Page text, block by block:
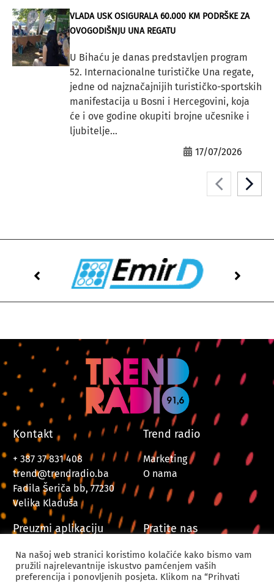
VLADA USK OSIGURALA 60.000 KM PODRŠKE ZA
OVOGODIŠNJU UNA REGATU
U Bihaću je danas predstavljen program
52. Internacionalne turističke Una regate,
jedne od najznačajnijih turističko-sportskih
manifestacija u Bosni i Hercegovini, koja
će i ove godine okupiti brojne učesnike i
ljubitelje...
17/07/2026
Kontakt
+ 387 37 831 408
trend@trendradio.ba
Fadila Šeriča bb, 77230
Velika Kladuša
Trend radio
Marketing
O nama
Preuzmi aplikaciju Pratite nas
Na našoj web stranici koristimo kolačiće kako bismo vam
pružili najrelevantnije iskustvo pamćenjem vaših
preferencija i ponovljenih posjeta. Klikom na “Prihvati